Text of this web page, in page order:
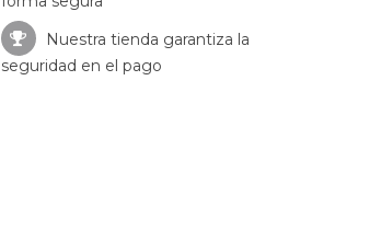
Nuestra tienda garantiza la
seguridad en el pago